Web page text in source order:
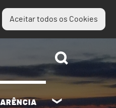
Aceitar todos os Cookies